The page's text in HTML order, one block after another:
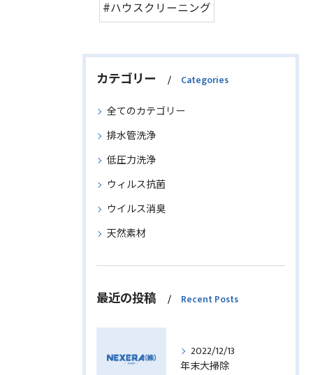
#ハウスクリーニング
カテゴリー Categories
全てのカテゴリー
排水管洗浄
低圧力洗浄
ウィルス抗菌
ウイルス消臭
天然素材
最近の投稿 Recent Posts
2022/12/13
年末大掃除